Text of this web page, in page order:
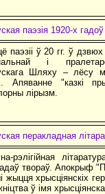
паэзія 1920-х гадоў
паэзіі ў 20 гг. ў
і
Шляху – лёсу
Апяванне "казкі
лірызм.
перакладная
рэлігійная
твораў. Апокрыф
жыцця хрысціянскіх
ў імя